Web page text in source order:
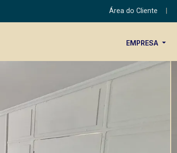
Área do Cliente
EMPRESA